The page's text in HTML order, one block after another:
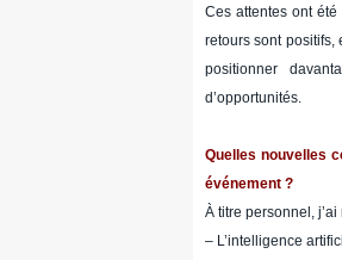
Ces attentes ont
retours sont positifs,
positionner
d’opportunités.
Quelles nouvelles
événement ?
À titre personnel,
– L’intelligence